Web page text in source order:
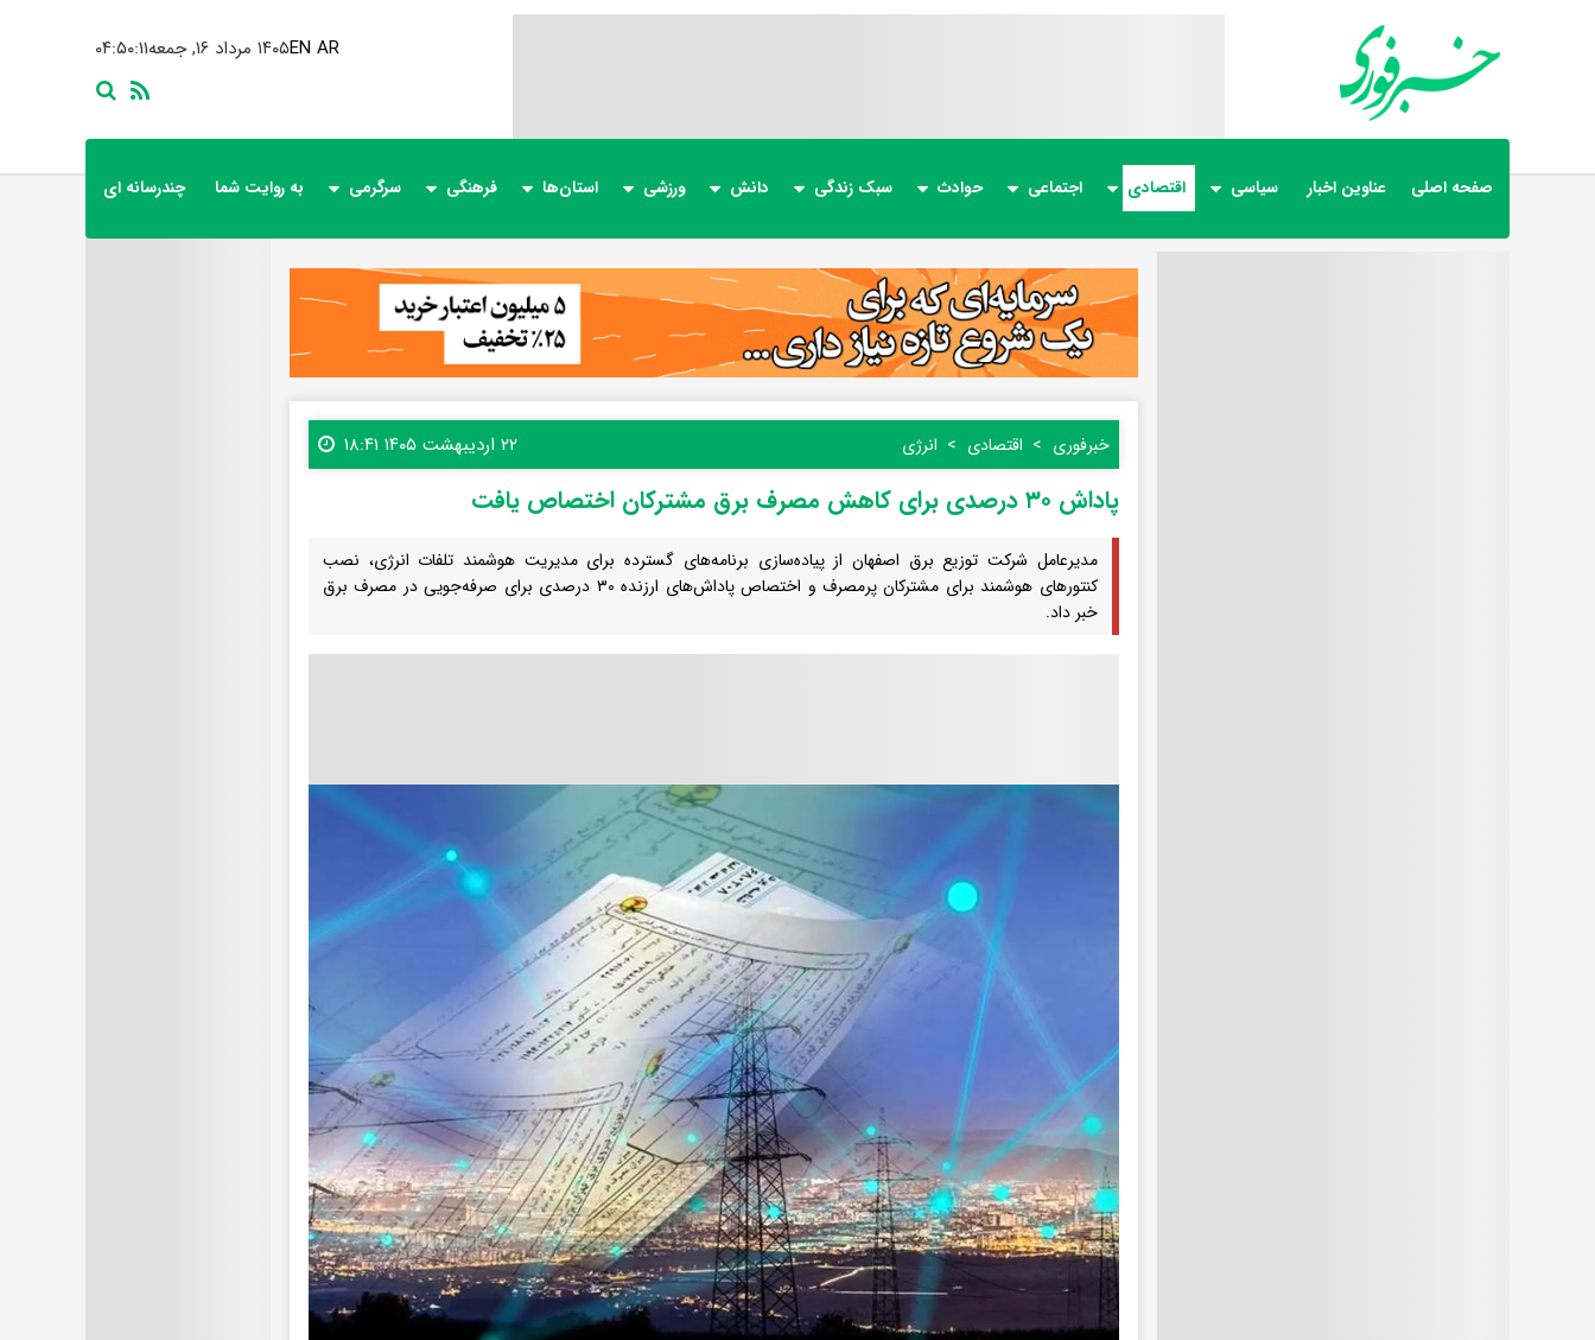
۰۴:۵۰:۱۳ ۱۴۰۵ مرداد ۱۶, جمعهEN AR
صفحه اصلی عناوین اخبار سیاسی اقتصادی اجتماعی حوادث سبک زندگی دانش ورزشی استان‌ها فرهنگی سرگرمی به روایت شما چندرسانه ای
خبرفوری اقتصادی انرژی ۲۲ اردیبهشت ۱۴۰۵ ۱۸:۴۱
پاداش ۳۰ درصدی برای کاهش مصرف برق مشترکان اختصاص یافت
مدیرعامل شرکت توزیع برق اصفهان از پیاده‌سازی برنامه‌های گسترده برای مدیریت هوشمند تلفات انرژی، نصب
کنتورهای هوشمند برای مشترکان پرمصرف و اختصاص پاداش‌های ارزنده‌ ۳۰ درصدی برای صرفه‌جویی در مصرف برق
خبر داد.